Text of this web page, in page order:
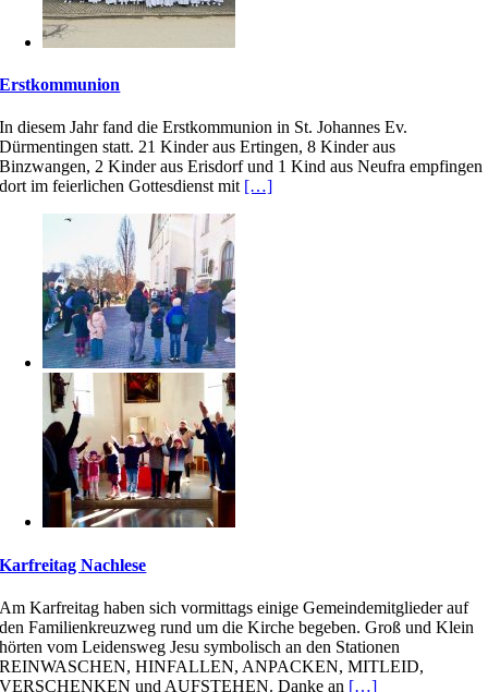
Erstkommunion
In diesem Jahr fand die Erstkommunion in St. Johannes Ev.
Dürmentingen statt. 21 Kinder aus Ertingen, 8 Kinder aus
Binzwangen, 2 Kinder aus Erisdorf und 1 Kind aus Neufra empfingen
dort im feierlichen Gottesdienst mit […]
Karfreitag Nachlese
Am Karfreitag haben sich vormittags einige Gemeindemitglieder auf
den Familienkreuzweg rund um die Kirche begeben. Groß und Klein
hörten vom Leidensweg Jesu symbolisch an den Stationen
REINWASCHEN, HINFALLEN, ANPACKEN, MITLEID,
VERSCHENKEN und AUFSTEHEN. Danke an […]